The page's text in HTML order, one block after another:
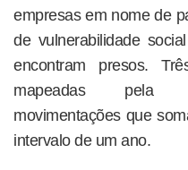
empresas em nome de
de vulnerabilidade
encontram presos.
mapeadas pela
movimentações que
intervalo de um ano.